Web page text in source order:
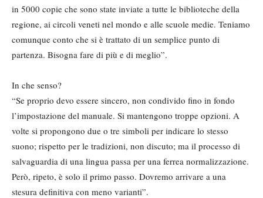
in 5000 copie che sono state inviate a tutte le biblioteche della
regione, ai circoli veneti nel mondo e alle scuole medie. Teniamo
comunque conto che si è trattato di un semplice punto di
partenza. Bisogna fare di più e di meglio”.
In che senso?
“Se proprio devo essere sincero, non condivido fino in fondo
l’impostazione del manuale. Si mantengono troppe opzioni. A
volte si propongono due o tre simboli per indicare lo stesso
suono; rispetto per le tradizioni, non discuto; ma il processo di
salvaguardia di una lingua passa per una ferrea normalizzazione.
Però, ripeto, è solo il primo passo. Dovremo arrivare a una
stesura definitiva con meno varianti”.